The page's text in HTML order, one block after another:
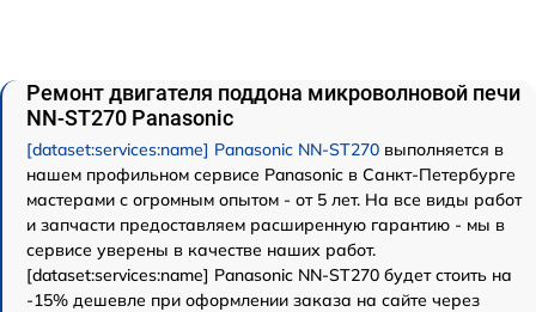
Ремонт двигателя поддона микроволновой печи
NN-ST270 Panasonic
[dataset:services:name] Panasonic NN-ST270 выполняется в
нашем профильном сервисе Panasonic в Санкт-Петербурге
мастерами с огромным опытом - от 5 лет. На все виды работ
и запчасти предоставляем расширенную гарантию - мы в
сервисе уверены в качестве наших работ.
[dataset:services:name] Panasonic NN-ST270 будет стоить на
-15% дешевле при оформлении заказа на сайте через